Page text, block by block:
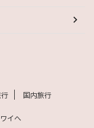
国内旅行
イへ